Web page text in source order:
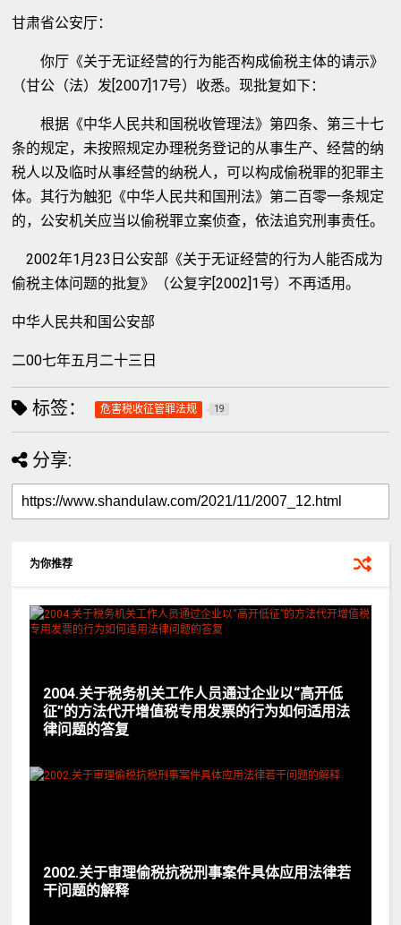
甘肃省公安厅：
你厅《关于无证经营的行为能否构成偷税主体的请示》
（甘公（法）发[2007]17号）收悉。现批复如下：
根据《中华人民共和国税收管理法》第四条、第三十七
条的规定，未按照规定办理税务登记的从事生产、经营的纳
税人以及临时从事经营的纳税人，可以构成偷税罪的犯罪主
体。其行为触犯《中华人民共和国刑法》第二百零一条规定
的，公安机关应当以偷税罪立案侦查，依法追究刑事责任。
2002年1月23日公安部《关于无证经营的行为人能否成为
偷税主体问题的批复》（公复字[2002]1号）不再适用。
中华人民共和国公安部
二00七年五月二十三日
标签： 危害税收征管罪法规 19
分享:
为你推荐
2004.关于税务机关工作人员通过企业以“高开低
征”的方法代开增值税专用发票的行为如何适用法
律问题的答复
2002.关于审理偷税抗税刑事案件具体应用法律若
干问题的解释